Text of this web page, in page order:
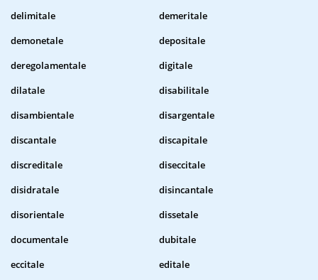
delimitale
demeritale
demonetale
depositale
deregolamentale
digitale
dilatale
disabilitale
disambientale
disargentale
discantale
discapitale
discreditale
diseccitale
disidratale
disincantale
disorientale
dissetale
documentale
dubitale
eccitale
editale